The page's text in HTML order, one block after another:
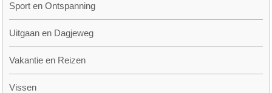
Sport en Ontspanning
Uitgaan en Dagjeweg
Vakantie en Reizen
Vissen